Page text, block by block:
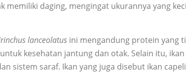
memiliki daging, mengingat ukurannya yang
lanceolatus ini mengandung protein yang
kesehatan jantung dan otak. Selain itu,
sistem saraf. Ikan yang juga disebut ikan